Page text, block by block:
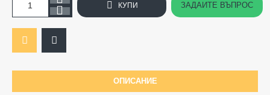
ОПИСАНИЕ
КУПИ ЗАДАЙТЕ ВЪПРОС